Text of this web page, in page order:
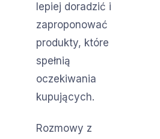
lepiej doradzić i
zaproponować
produkty, które
spełnią
oczekiwania
kupujących.
Rozmowy z